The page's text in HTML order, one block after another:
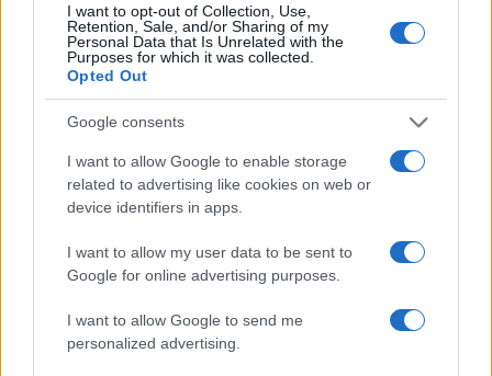
I want to opt-out of Collection, Use,
Retention, Sale, and/or Sharing of my
Personal Data that Is Unrelated with the
Purposes for which it was collected.
Opted Out
Google consents
I want to allow Google to enable storage
related to advertising like cookies on web or
device identifiers in apps.
I want to allow my user data to be sent to
Google for online advertising purposes.
I want to allow Google to send me
personalized advertising.